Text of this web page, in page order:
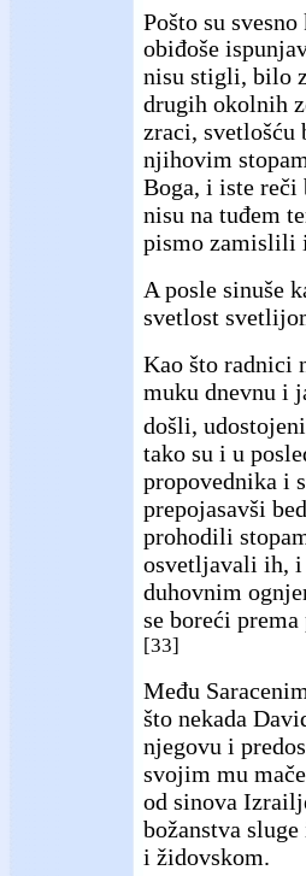
Pošto su
obiđoše
nisu stigli, bilo
drugih okolnih
zraci, svetlošću
njihovim
Boga, i iste
nisu na tuđem
pismo zamislili
A posle sinuše
svetlost
Kao što radnici
muku dnevnu i
došli,
tako su i u
propovednika i
prepojasavši
prohodili
osvetljavali ih, i
duhovnim
se boreći
[33]
Među
što nekada
njegovu i
svojim mu
od sinova
božanstva
i židovskom.